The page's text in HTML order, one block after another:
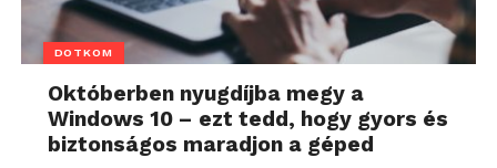
DOTKOM
Októberben nyugdíjba megy a
Windows 10 – ezt tedd, hogy gyors és
biztonságos maradjon a géped